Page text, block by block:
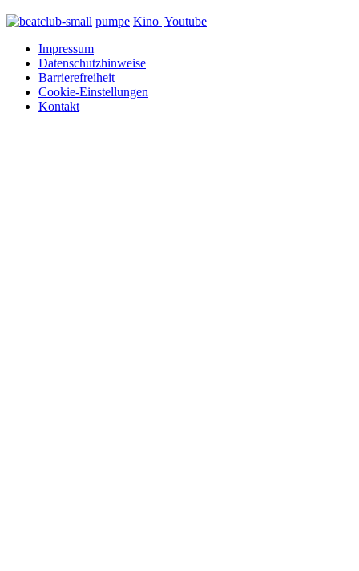
pumpe Kino Youtube
Impressum
Datenschutzhinweise
Barrierefreiheit
Cookie-Einstellungen
Kontakt